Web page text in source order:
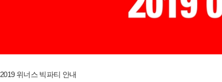
2019 위너스 빅파티 안내